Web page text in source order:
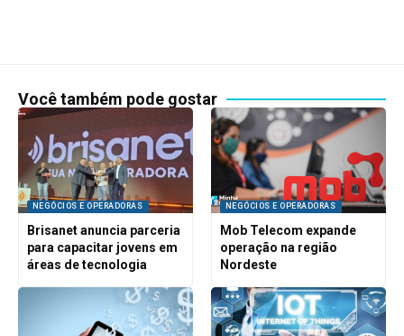
Você também pode gostar
NEGÓCIOS E OPERADORAS
Brisanet anuncia parceria
para capacitar jovens em
áreas de tecnologia
NEGÓCIOS E OPERADORAS
Mob Telecom expande
operação na região
Nordeste